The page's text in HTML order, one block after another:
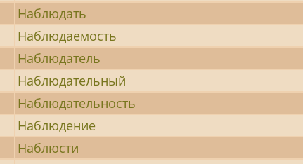
Наблюдать
Наблюдаемость
Наблюдатель
Наблюдательный
Наблюдательность
Наблюдение
Наблюсти